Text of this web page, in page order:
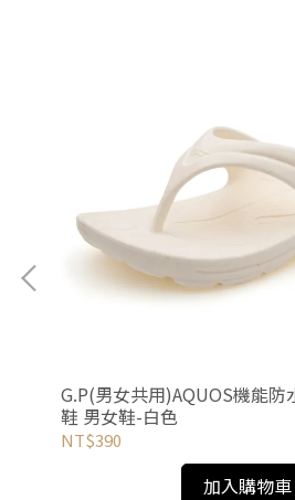
G.P(男女共用)AQUOS機能
鞋 男女鞋-白色
NT$390
加入購物車